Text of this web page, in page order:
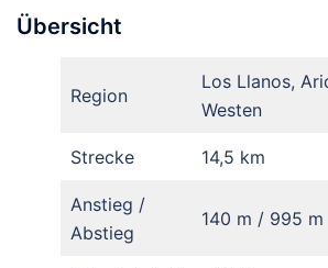
Übersicht
Region
Los Llanos,
Westen
Strecke 14,5 km
Anstieg /
Abstieg
140 m / 995 m